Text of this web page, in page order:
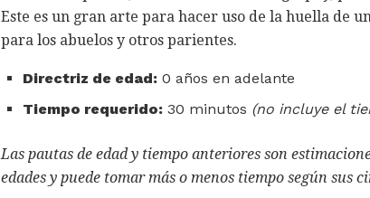
Este es un gran arte para hacer uso de la huella de
para los abuelos y otros parientes.
Directriz de edad: 0 años en adelante
Tiempo requerido: 30 minutos (no incluye el
Las pautas de edad y tiempo anteriores son
edades y puede tomar más o menos tiempo según sus